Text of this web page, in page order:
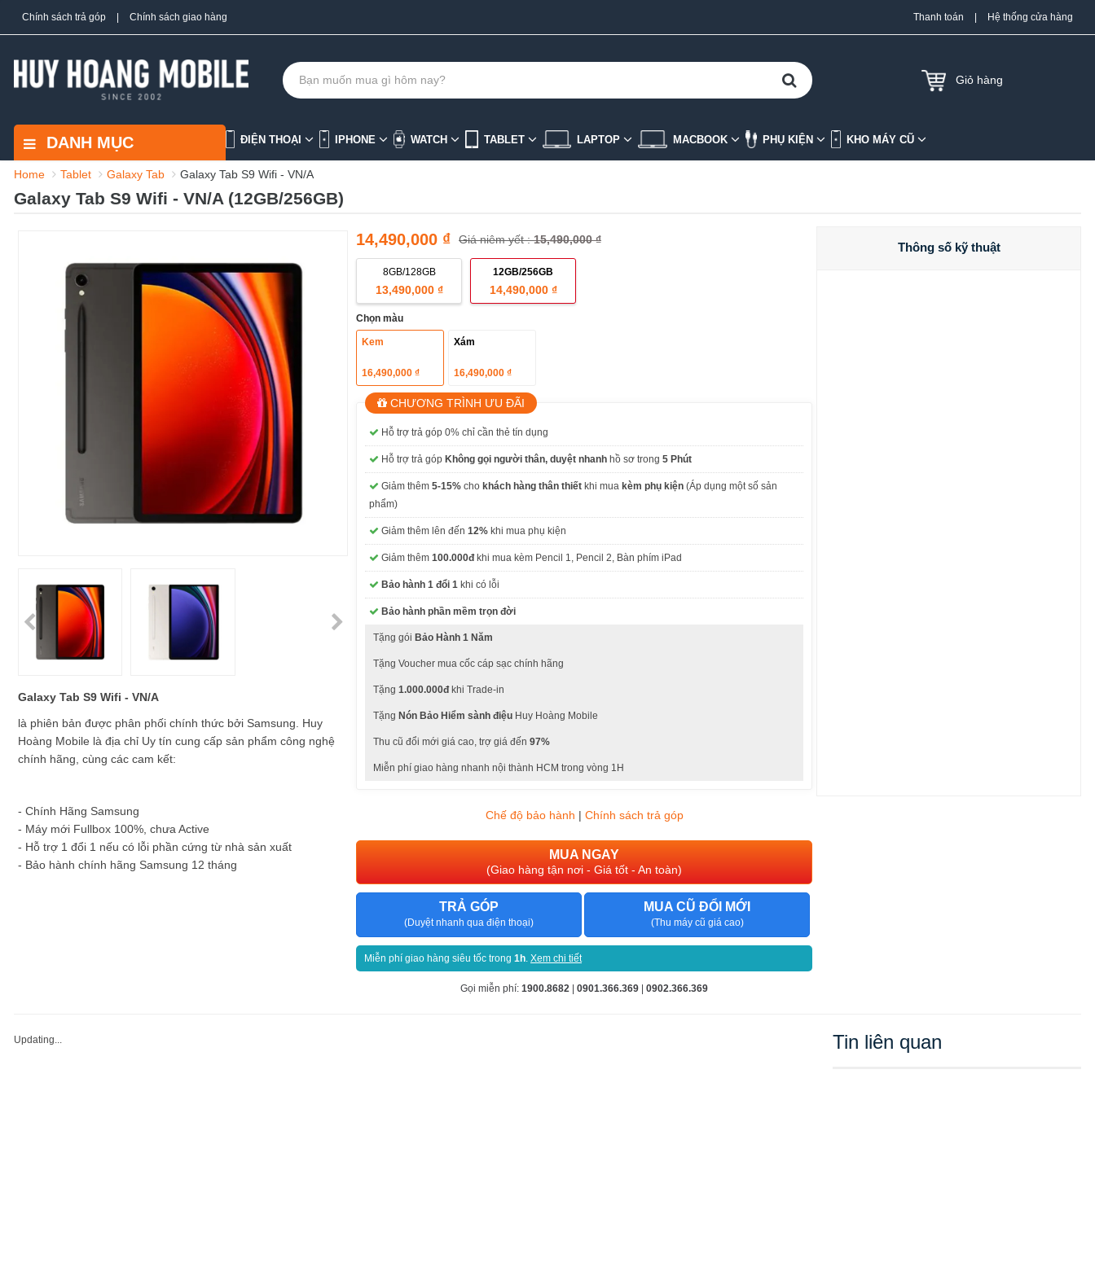
Chính sách trả góp Chính sách giao hàng Thanh toán Hệ thống cửa hàng
Giỏ hàng
DANH MỤC ĐIỆN THOẠI IPHONE WATCH TABLET LAPTOP MACBOOK PHỤ KIỆN KHO MÁY CŨ
Home Tablet Galaxy Tab Galaxy Tab S9 Wifi - VN/A
Galaxy Tab S9 Wifi - VN/A (12GB/256GB)
Galaxy Tab S9 Wifi - VN/A
là phiên bản được phân phối chính thức bởi Samsung. Huy
Hoàng Mobile là địa chỉ Uy tín cung cấp sản phẩm công nghệ
chính hãng, cùng các cam kết:
- Chính Hãng Samsung
- Máy mới Fullbox 100%, chưa Active
- Hỗ trợ 1 đổi 1 nếu có lỗi phần cứng từ nhà sản xuất
- Bảo hành chính hãng Samsung 12 tháng
14,490,000 ₫ Giá niêm yết :15,490,000 ₫
8GB/128GB
13,490,000 ₫
12GB/256GB
14,490,000 ₫
Chọn màu
Kem
16,490,000 ₫
Xám
16,490,000 ₫
CHƯƠNG TRÌNH ƯU ĐÃI
Hỗ trợ trả góp 0% chỉ cần thẻ tín dụng
Hỗ trợ trả góp Không gọi người thân, duyệt nhanh hồ sơ trong 5 Phút
Giảm thêm 5-15% cho khách hàng thân thiết khi mua kèm phụ kiện (Áp dụng một số sản
phẩm)
Giảm thêm lên đến 12% khi mua phụ kiện
Giảm thêm 100.000đkhi mua kèm Pencil 1, Pencil 2, Bàn phím iPad
Bảo hành 1 đổi 1 khi có lỗi
Bảo hành phần mềm trọn đời
Tặng gói Bảo Hành 1 Năm
Tặng Voucher mua cốc cáp sạc chính hãng
Tặng 1.000.000đ khi Trade-in
Tặng Nón Bảo Hiểm sành điệu Huy Hoàng Mobile
Thu cũ đổi mới giá cao, trợ giá đến 97%
Miễn phí giao hàng nhanh nội thành HCM trong vòng 1H
Chế độ bảo hành | Chính sách trả góp
MUA NGAY
(Giao hàng tận nơi - Giá tốt - An toàn)
TRẢ GÓP
(Duyệt nhanh qua điện thoại)
MUA CŨ ĐỔI MỚI
(Thu máy cũ giá cao)
Miễn phí giao hàng siêu tốc trong 1h. Xem chi tiết
Gọi miễn phí: 1900.8682 0901.366.369 0902.366.369
Thông số kỹ thuật
Updating... Tin liên quan